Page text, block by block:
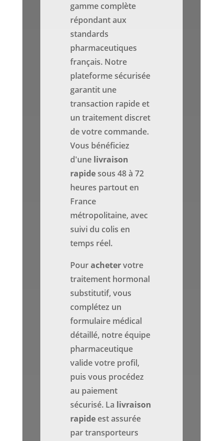
gamme complète
répondant aux
standards
pharmaceutiques
français. Notre
plateforme sécurisée
garantit une
transaction rapide et
un traitement discret
de votre commande.
Vous bénéficiez
d'une livraison
rapidesous 48 à 72
heures partout en
France
métropolitaine, avec
suivi du colis en
temps réel.
Pourachetervotre
traitement hormonal
substitutif, vous
complétez un
formulaire médical
détaillé, notre équipe
pharmaceutique
valide votre profil,
puis vous procédez
au paiement
sécurisé. La livraison
rapideest assurée
par transporteurs